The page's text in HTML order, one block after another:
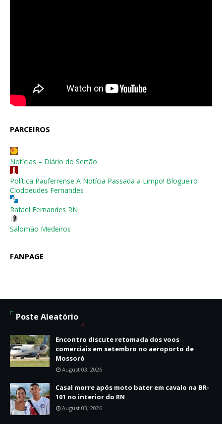
PARCEIROS
Notícias – Diário do Sertão
Política Pauferrense A Notícia Passada a Limpo! Blogueiro
Clodoeudes Fernandes
Rafael Fernandes RN
Salomão Medeiros
FANPAGE
Poste Aleatório
Encontro discute retomada dos voos
comerciais em setembro no aeroporto de
Mossoró
August 03, 2026
Casal morre após moto bater em cavalo na BR-
101 no interior do RN
August 03, 2026